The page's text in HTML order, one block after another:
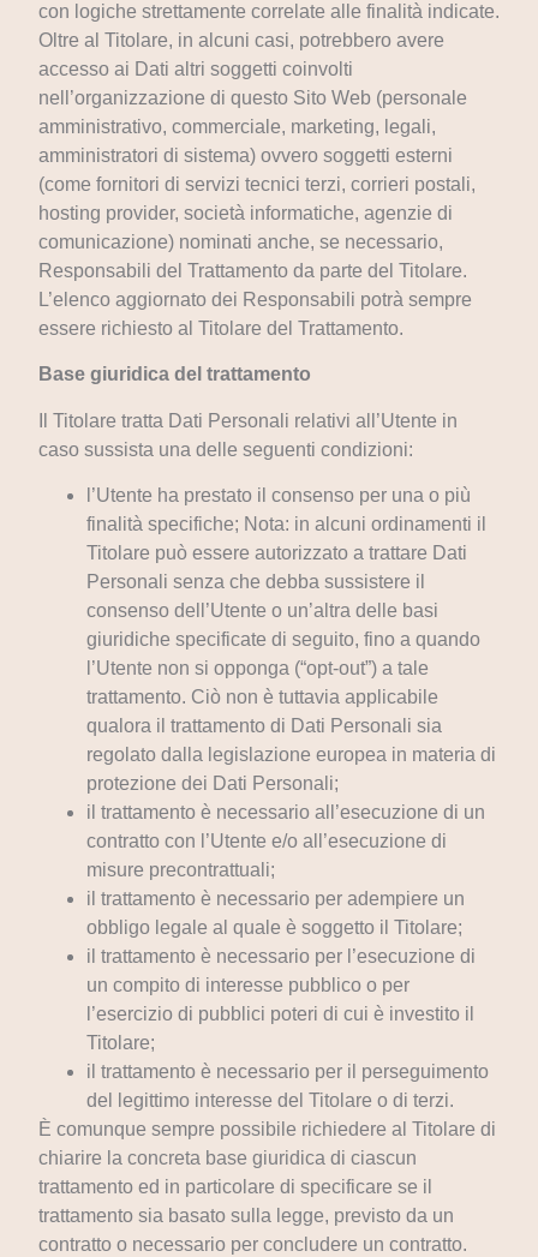
con logiche strettamente correlate alle finalità indicate.
Oltre al Titolare, in alcuni casi, potrebbero avere
accesso ai Dati altri soggetti coinvolti
nell’organizzazione di questo Sito Web (personale
amministrativo, commerciale, marketing, legali,
amministratori di sistema) ovvero soggetti esterni
(come fornitori di servizi tecnici terzi, corrieri postali,
hosting provider, società informatiche, agenzie di
comunicazione) nominati anche, se necessario,
Responsabili del Trattamento da parte del Titolare.
L’elenco aggiornato dei Responsabili potrà sempre
essere richiesto al Titolare del Trattamento.
Base giuridica del trattamento
Il Titolare tratta Dati Personali relativi all’Utente in
caso sussista una delle seguenti condizioni:
l’Utente ha prestato il consenso per una o più
finalità specifiche; Nota: in alcuni ordinamenti il
Titolare può essere autorizzato a trattare Dati
Personali senza che debba sussistere il
consenso dell’Utente o un’altra delle basi
giuridiche specificate di seguito, fino a quando
l’Utente non si opponga (“opt-out”) a tale
trattamento. Ciò non è tuttavia applicabile
qualora il trattamento di Dati Personali sia
regolato dalla legislazione europea in materia di
protezione dei Dati Personali;
il trattamento è necessario all’esecuzione di un
contratto con l’Utente e/o all’esecuzione di
misure precontrattuali;
il trattamento è necessario per adempiere un
obbligo legale al quale è soggetto il Titolare;
il trattamento è necessario per l’esecuzione di
un compito di interesse pubblico o per
l’esercizio di pubblici poteri di cui è investito il
Titolare;
il trattamento è necessario per il perseguimento
del legittimo interesse del Titolare o di terzi.
È comunque sempre possibile richiedere al Titolare di
chiarire la concreta base giuridica di ciascun
trattamento ed in particolare di specificare se il
trattamento sia basato sulla legge, previsto da un
contratto o necessario per concludere un contratto.